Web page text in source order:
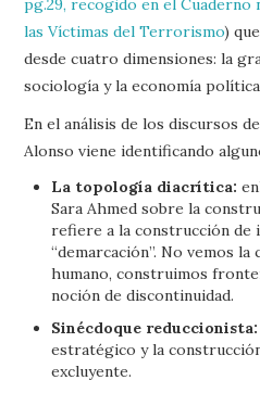
las Víctimas del Terrorismo)
desde cuatro dimensiones: la
sociología y la economía
En el análisis de los discursos
Alonso viene identificando
La topología diacrítica:
Sara Ahmed sobre la
refiere a la construcción de
“demarcación”. No vemos
humano, construimos
noción de discontinuidad.
Sinécdoque reduccionista:
estratégico y la
excluyente.